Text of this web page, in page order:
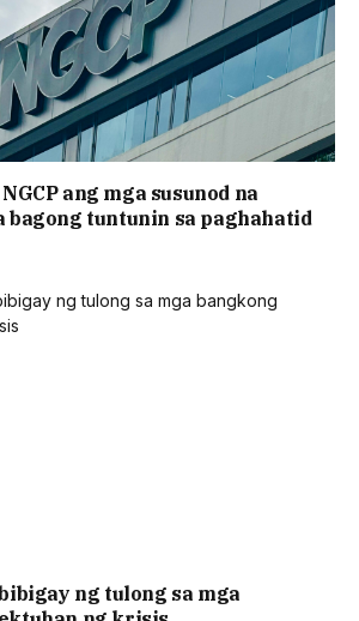
ang mga susunod na
bagong tuntunin sa paghahatid
ng tulong sa mga